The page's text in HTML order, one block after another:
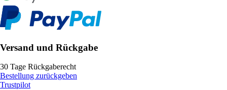
Versand und Rückgabe
30 Tage Rückgaberecht
Bestellung zurückgeben
Trustpilot